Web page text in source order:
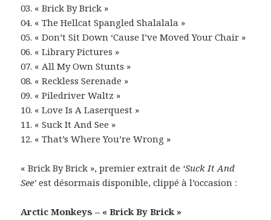
03. « Brick By Brick »
04. « The Hellcat Spangled Shalalala »
05. « Don’t Sit Down ‘Cause I’ve Moved Your Chair »
06. « Library Pictures »
07. « All My Own Stunts »
08. « Reckless Serenade »
09. « Piledriver Waltz »
10. « Love Is A Laserquest »
11. « Suck It And See »
12. « That’s Where You’re Wrong »
« Brick By Brick », premier extrait de ‘Suck It And
See’ est désormais disponible, clippé à l’occasion :
Arctic Monkeys – « Brick By Brick »